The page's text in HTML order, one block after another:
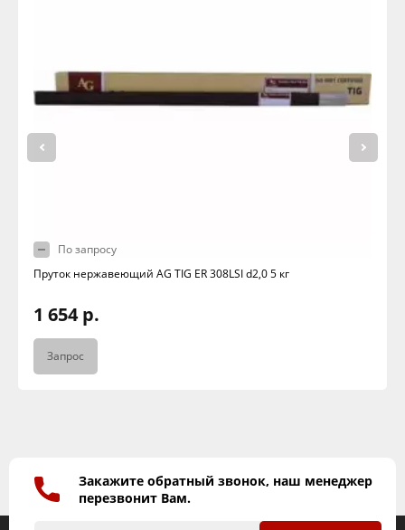
По запросу
Пруток нержавеющий AG TIG ER 308LSI d2,0 5 кг
1 654 р.
Запрос
Закажите обратный звонок, наш менеджер
перезвонит Вам.